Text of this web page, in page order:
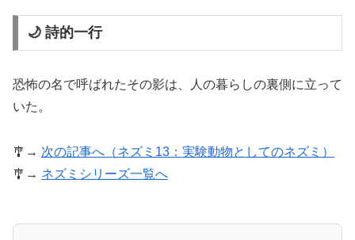
🌙 詩的一行
恐怖の名で呼ばれたその影は、人の暮らしの裏側に立って
いた。
🎐→ 次の記事へ（ネズミ13：実験動物としてのネズミ）
🎐→ ネズミシリーズ一覧へ